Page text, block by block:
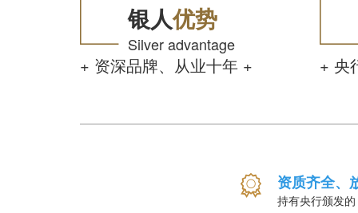
银人优势
Silver advantage
+ 资深品牌、从业十年 + + 央
资质齐全、
持有央行颁发